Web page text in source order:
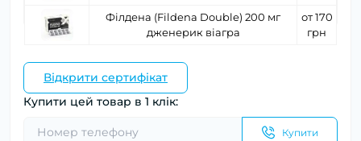
Філдена (Fildena Double) 200 мг
дженерик віагра
от 170
грн
Відкрити сертифікат
Купити цей товар в 1 клік:
Купити